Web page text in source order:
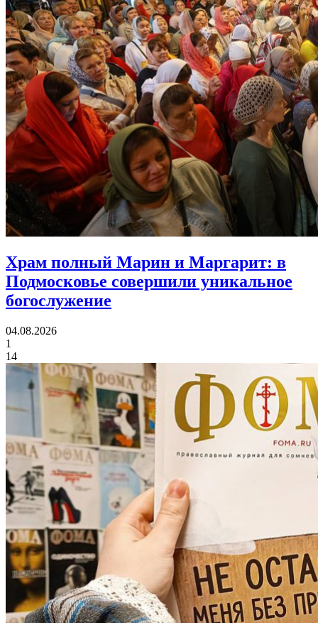
Храм полный Марин и Маргарит: в
Подмосковье совершили уникальное
богослужение
04.08.2026
1
14